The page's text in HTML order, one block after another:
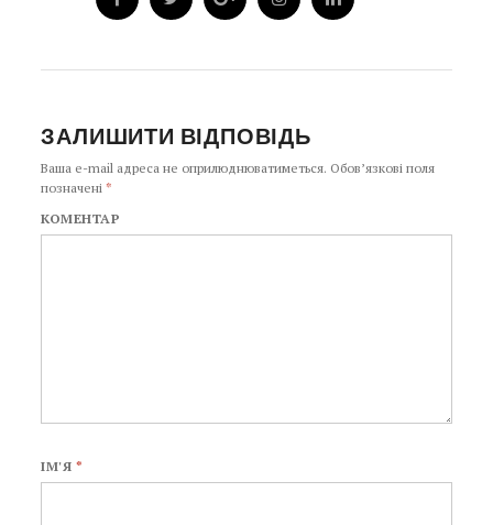
ЗАЛИШИТИ ВІДПОВІДЬ
Ваша e-mail адреса не оприлюднюватиметься. Обов’язкові поля
позначені*
КОМЕНТАР
ІМ'Я *